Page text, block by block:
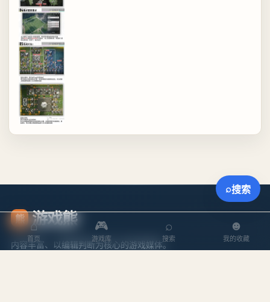
熊 游戏熊
内容丰富、以编辑判断为核心的游戏媒体。
⌂
首页
🎮
游戏库
⌕
搜索
☻
我的收藏
⌕搜索